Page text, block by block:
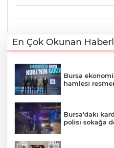
En Çok Okunan
Bursa
hamlesi
Bursa'daki
polisi sokağa